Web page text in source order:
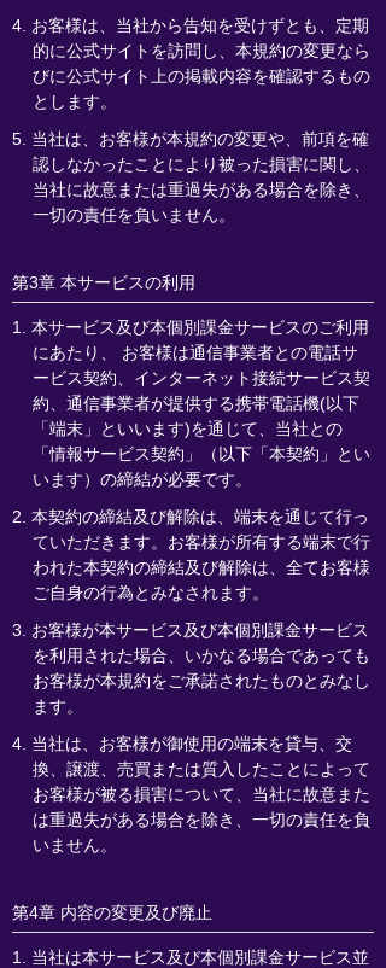
4. お客様は、当社から告知を受けずとも、定期
的に公式サイトを訪問し、本規約の変更なら
びに公式サイト上の掲載内容を確認するもの
とします。
5. 当社は、お客様が本規約の変更や、前項を確
認しなかったことにより被った損害に関し、
当社に故意または重過失がある場合を除き、
一切の責任を負いません。
第3章 本サービスの利用
1. 本サービス及び本個別課金サービスのご利用
にあたり、 お客様は通信事業者との電話サ
ービス契約、インターネット接続サービス契
約、通信事業者が提供する携帯電話機(以下
「端末」といいます)を通じて、当社との
「情報サービス契約」（以下「本契約」とい
います）の締結が必要です。
2. 本契約の締結及び解除は、端末を通じて行っ
ていただきます。お客様が所有する端末で行
われた本契約の締結及び解除は、全てお客様
ご自身の行為とみなされます。
3. お客様が本サービス及び本個別課金サービス
を利用された場合、いかなる場合であっても
お客様が本規約をご承諾されたものとみなし
ます。
4. 当社は、お客様が御使用の端末を貸与、交
換、譲渡、売買または質入したことによって
お客様が被る損害について、当社に故意また
は重過失がある場合を除き、一切の責任を負
いません。
第4章 内容の変更及び廃止
1. 当社は本サービス及び本個別課金サービス並